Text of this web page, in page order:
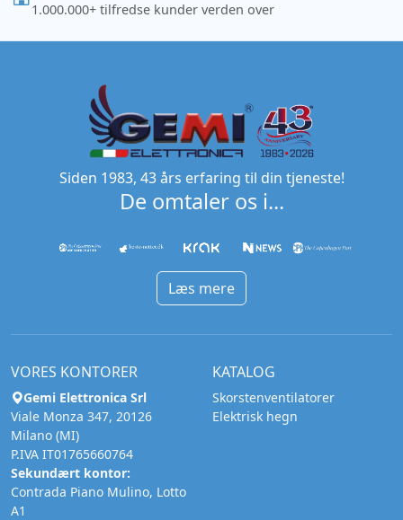
1.000.000+ tilfredse kunder verden over
Siden 1983, 43 års erfaring til din tjeneste!
De omtaler os i...
Læs mere
VORES KONTORER
Gemi Elettronica Srl
Viale Monza 347, 20126
Milano (MI)
P.IVA IT01765660764
Sekundært kontor:
Contrada Piano Mulino, Lotto
A1
KATALOG
Skorstenventilatorer
Elektrisk hegn